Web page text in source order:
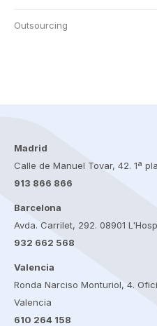
Outsourcing
Madrid
Calle de Manuel Tovar, 42. 1ª
913 866 866
Barcelona
Avda. Carrilet, 292. 08901
932 662 568
Valencia
Ronda Narciso Monturiol, 4.
Valencia
610 264 158